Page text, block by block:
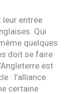
leur entrée
Qui
quelques
doit se faire
est
: l’alliance
certaine